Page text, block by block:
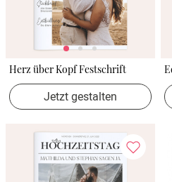
Herz über Kopf Festschrift
Jetzt gestalten